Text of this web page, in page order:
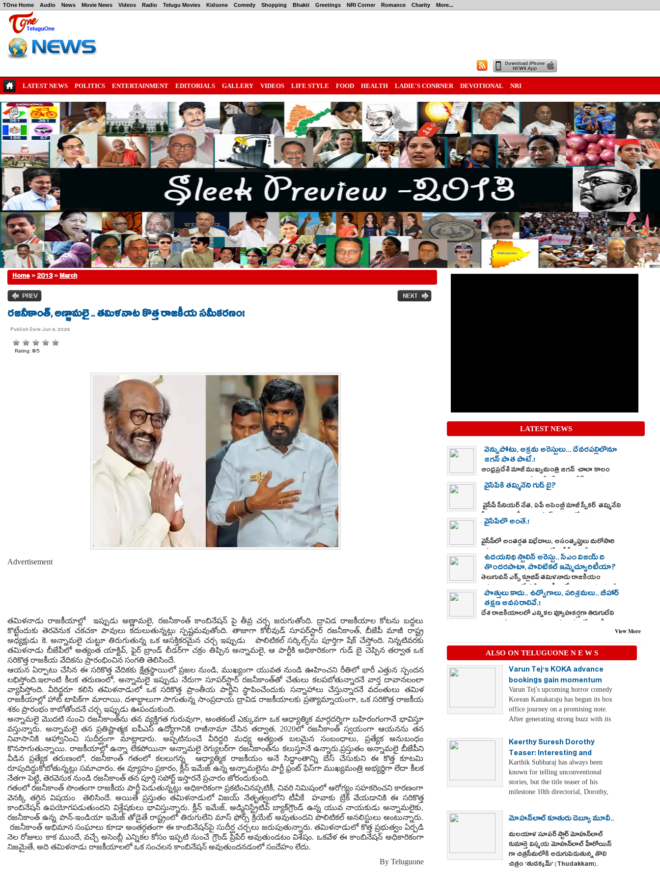
TOne Home Audio News Movie News Videos Radio Telugu Movies Kidsone Comedy Shopping Bhakti Greetings NRI Corner Romance Charity More...
LATEST NEWS POLITICS ENTERTAINMENT EDITORIALS GALLERY VIDEOS LIFE STYLE FOOD HEALTH LADIE'S CONRNER DEVOTIONAL NRI
Home»2013»March
రజనీకాంత్, అణ్ణామలై .. తమిళనాట కొత్త రాజకీయ సమీకరణం!
Publish Date:Jun 6, 2026
Advertisement
తమిళనాడు రాజకీయాల్లో ఇప్పుడు అణ్ణామలై, రజనీకాంత్ కాంబినేషన్ పై తీవ్ర చర్చ జరుగుతోంది. ద్రావిడ రాజకీయాల కోటను బద్దలు
కొట్టేందుకు తెరవెనుక చకచకా పావులు కదులుతున్నట్లు స్పష్టమవుతోంది. తాజాగా కోలీవుడ్ సూపర్‌స్టార్ రజనీకాంత్, బీజేపీ మాజీ రాష్ట్ర
అధ్యక్షుడు కె. అన్నామలై చుట్టూ తిరుగుతున్న ఒక ఆసక్తికరమైన చర్చ ఇప్పుడు పొలిటికల్ సర్కిల్స్‌ను పూర్తిగా షేక్ చేస్తోంది. నిన్నటివరకు
తమిళనాడు బీజేపీలో అత్యంత యాక్టివ్, ఫైర్ బ్రాండ్ లీడర్‌గా చక్రం తిప్పిన అన్నామలై, ఆ పార్టీకి అధికారికంగా గుడ్ బై చెప్పిన తర్వాత ఒక
సరికొత్త రాజకీయ వేదికను ప్రారంభించిన సంగతి తెలిసిందే.
ఆయన ఏర్పాటు చేసిన ఈ సరికొత్త వేదికకు క్షేత్రస్థాయిలో ప్రజల నుండి, ముఖ్యంగా యువత నుండి ఊహించని రీతిలో భారీ ఎత్తున స్పందన
లభిస్తోంది.ఇలాంటి కీలక తరుణంలో, అన్నామలై ఇప్పుడు నేరుగా సూపర్‌స్టార్ రజనీకాంత్‌తో చేతులు కలపబోతున్నారనే వార్త దావానలంలా
వ్యాపిస్తోంది. వీరిద్దరూ కలిసి తమిళనాడులో ఒక సరికొత్త ప్రాంతీయ పార్టీని స్థాపించేందుకు సన్నాహాలు చేస్తున్నారనే వదంతులు తమిళ
రాజకీయాల్లో హాట్ టాపిక్‌గా మారాయి. దశాబ్దాలుగా సాగుతున్న సాంప్రదాయ ద్రావిడ రాజకీయాలకు ప్రత్యామ్నాయంగా, ఒక సరికొత్త రాజకీయ
శకం ప్రారంభం కాబోతోందనే చర్చ ఇప్పుడు ఊపందుకుంది.
అన్నామలై మొదటి నుంచి రజనీకాంత్‌ను తన వ్యక్తిగత గురువుగా, అంతకంటే ఎక్కువగా ఒక ఆధ్యాత్మిక మార్గదర్శిగా బహిరంగంగానే భావిస్తూ
వస్తున్నారు. అన్నామలై తన ప్రతిష్టాత్మక ఐపీఎస్ ఉద్యోగానికి రాజీనామా చేసిన తర్వాత, 2020లో రజనీకాంత్ స్వయంగా ఆయనను తన
నివాసానికి ఆహ్వానించి సుదీర్ఘంగా మాట్లాడారు. అప్పటినుంచే వీరిద్దరి మధ్య అత్యంత బలమైన సంబంధాలు, ప్రత్యేక అనుబంధం
కొనసాగుతున్నాయి. రాజకీయాల్లో ఉన్నా లేకపోయినా అన్నామలై రెగ్యులర్‌గా రజనీకాంత్‌ను కలుస్తూనే ఉన్నారు.ప్రస్తుతం అన్నామలై బీజేపీని
వీడిన ప్రత్యేక తరుణంలో, రజనీకాంత్ గతంలో కలలుగన్న ఆధ్యాత్మిక రాజకీయం అనే సిద్ధాంతాన్ని బేస్ చేసుకుని ఈ కొత్త కూటమి
రూపుదిద్దుకోబోతున్నట్లు సమాచారం. ఈ వ్యూహం ప్రకారం, క్లీన్ ఇమేజ్ ఉన్న అన్నామలైను పార్టీ ఫ్రంట్ ఫేస్‌గా ముఖ్యమంత్రి అభ్యర్థిగా లేదా కీలక
నేతగా పెట్టి, తెరవెనుక నుండి రజనీకాంత్ తన పూర్తి సపోర్ట్ ఇస్తారనే ప్రచారం జోరందుకుంది.
గతంలో రజనీకాంత్ సొంతంగా రాజకీయ పార్టీ పెడుతున్నట్లు అధికారికంగా ప్రకటించినప్పటికీ, చివరి నిమిషంలో ఆరోగ్యం సహకరించని కారణంగా
వెనక్కి తగ్గిన విషయం తెలిసిందే. అయితే ప్రస్తుతం తమిళనాడులో విజయ్ నేతృత్వంలోని టీవీకే హవాకు బ్రేక్ వేయడానికి ఈ సరికొత్త
కాంబినేషన్ ఉపయోగపడుతుందని విశ్లేషకులు భావిస్తున్నారు. క్లీన్ ఇమేజ్, అడ్మినిస్ట్రేటివ్ బ్యాక్‌గ్రౌండ్ ఉన్న యువ నాయకుడు అన్నామలైకు,
రజనీకాంత్ ఉన్న పాన్-ఇండియా ఇమేజ్ తోడైతే రాష్ట్రంలో తిరుగులేని మాస్ ఫోర్స్ క్రియేట్ అవుతుందని పొలిటికల్ అనలిస్టులు అంటున్నారు.
రజనీకాంత్ అభిమాన సంఘాలు కూడా అంతర్గతంగా ఈ కాంబినేషన్‌పై సుదీర్ఘ చర్చలు జరుపుతున్నారు. తమిళనాడులో కొత్త ప్రభుత్వం ఏర్పడి
నెల రోజులు కాక ముందే, వచ్చే అసెంబ్లీ ఎన్నికల కోసం ఇప్పటి నుంచే గ్రౌండ్ ప్రిపేర్ అవుతుండటం విశేషం. ఒకవేళ ఈ కాంబినేషన్ అధికారికంగా
నిజమైతే, అది తమిళనాడు రాజకీయాలలో ఒక సంచలన కాంబినేషన్ అవుతుందనడంలో సందేహం లేదు.
By Teluguone